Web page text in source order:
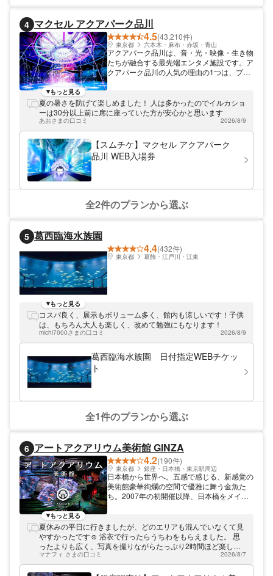
4 マクセル アクアパーク品川
4.5(43,210件)
東京都 六本木・麻布・赤坂・青山
アクアパーク品川は、音・光・映像・生き物
たちが融合する最先端エンタメ施設です。ア
クアパーク品川の人気の理由の1つは、プロ
ントが開催されていること。常設展示は、神
秘的な世界感やクラゲが観察できる「ジェリ
ーフィッシュランブル」というエリアや、色
とりどりの熱帯魚やサメたちが暮らす「リト
ルパラダイス」といったエリアがあるほか、
約12mの壁のLEDの光と音楽に包まれたメリ
ーゴーラウンド、巨大な海賊船で無重力の世
JR線・京急線の品川駅(高輪口)から徒歩2分
です。
もっと見る
夏の暑さを防げて楽しめました！ 人は多かったのでイルカショ
ーは30分以上前に席に座っていた方が安心かと思います
あおさまの口コミ 2026/8/9
【スムチケ】マクセル アクアパーク
品川 WEB入場券
全2件のプランから選ぶ
5 葛西臨海水族園
4.4(432件)
東京都 葛飾・江戸川・江東
もっと見る
コスパ良く、展示もボリューム多く、館内も涼しいです！子供
は、もちろん大人も楽しく、改めて勉強にもなります！
michi7000さまの口コミ 2026/8/9
葛西臨海水族園 日付指定WEBチケッ
ト
全1件のプランから選ぶ
6 アートアクアリウム美術館 GINZA
4.2(190件)
東京都 銀座・日本橋・東京駅周辺
日本橋から世界へ。五感で感じる、新感覚の
美術館豪華絢爛の空間で優雅に舞う金魚た
ち。2007年の初開催以降、日本橋をメイン
年にはイタリア・ミラノ、2018年には中
国・上海と海外へ進出しました。2019年に
開催した“アートアクアリウム城 ～熊本・金
魚の興～“で累計来場者数1,000万人を突破。
2020年には、日本橋に常設展となる「アー
トアクアリウム美術館 GINZA」がオープ
もっと見る
夏休みの平日に行きましたが、どのエリアも混んでいなくて見
やすかったです☺️ 浴衣で行ったらうちわをもらえました。 思
ったよりも広く、写真を撮りながらたっぷり2時間ほど楽しみ
ました。 金魚の種類が多くて、光の演出が楽しかったです。
怪演出の時間に行ったので、至る所に妖怪が出てきたのも面白
マナフィ さまの口コミ 2026/8/7